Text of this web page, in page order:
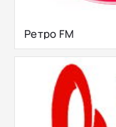
Ретро FM